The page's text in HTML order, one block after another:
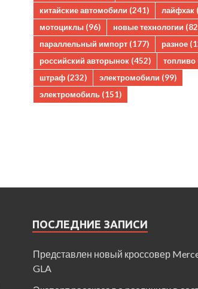
китайские автомобили (241) лайфхак
мотоциклы (96) новые технологии
параллельный импорт (177) разное
российский авторынок (452) топливо
штраф (232) электромобили (99)
электромобиль (151)
ПОСЛЕДНИЕ ЗАПИСИ
Представлен новый кроссовер
GLA